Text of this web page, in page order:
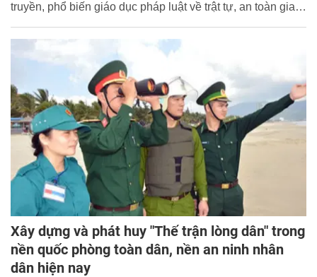
truyền, phổ biến giáo dục pháp luật về trật tự, an toàn giao
trọng đăng tải toàn văn Thư cảm ơn.
Xây dựng và phát huy "Thế trận lòng dân" trong
nền quốc phòng toàn dân, nền an ninh nhân
dân hiện nay